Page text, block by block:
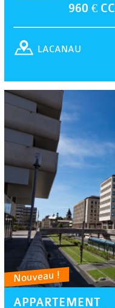
960 € CC
LACANAU
Nouveau !
APPARTEMENT